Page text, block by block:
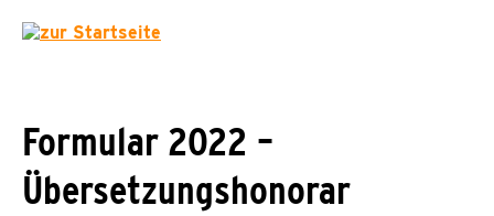
Formular 2022 –
Übersetzungshonorar